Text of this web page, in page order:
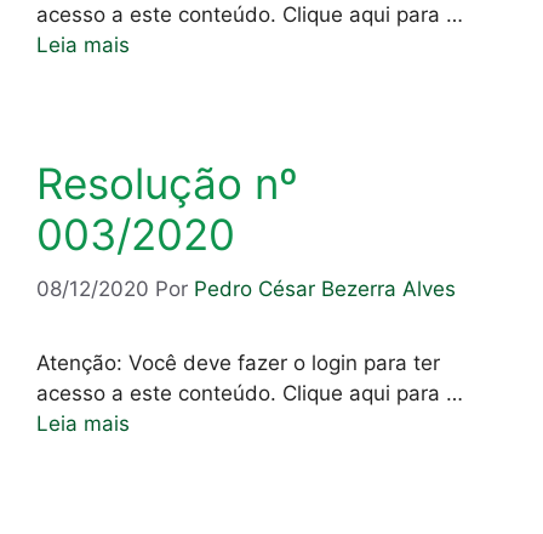
acesso a este conteúdo. Clique aqui para …
Leia mais
Resolução nº
003/2020
08/12/2020 Por Pedro César Bezerra Alves
Atenção: Você deve fazer o login para ter
acesso a este conteúdo. Clique aqui para …
Leia mais